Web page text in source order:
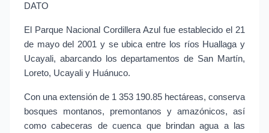
DATO
El Parque Nacional Cordillera Azul fue establecido el 21
de mayo del 2001 y se ubica entre los ríos Huallaga y
Ucayali, abarcando los departamentos de San Martín,
Loreto, Ucayali y Huánuco.
Con una extensión de 1 353 190.85 hectáreas, conserva
bosques montanos, premontanos y amazónicos, así
como cabeceras de cuenca que brindan agua a las